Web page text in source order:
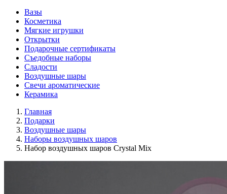
Вазы
Косметика
Мягкие игрушки
Открытки
Подарочные сертификаты
Съедобные наборы
Сладости
Воздушные шары
Свечи ароматические
Керамика
Главная
Подарки
Воздушные шары
Наборы воздушных шаров
Набор воздушных шаров Crystal Mix